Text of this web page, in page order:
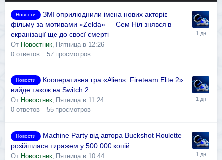
Новости
ЗМІ оприлюднили імена нових акторів
фільму за мотивами «Zelda» — Сем Ніл знявся в
екранізації ще до своєї смерті
От Новостник
Пятница в 12:26
0 ответов 57 просмотров
Новости
Кооперативна гра «Aliens: Fireteam Elite 2»
вийде також на Switch 2
От Новостник, Пятница в 11:24
0 ответов 55 просмотров
Новости
Machine Party від автора Buckshot Roulette
розійшлася тиражем у 500 000 копій
От Новостник Пятница в 10:44